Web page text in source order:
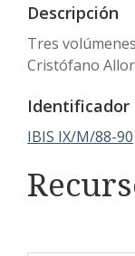
Descripción
Tres
Cristófano
Identificador
IBIS IX/M/88-90